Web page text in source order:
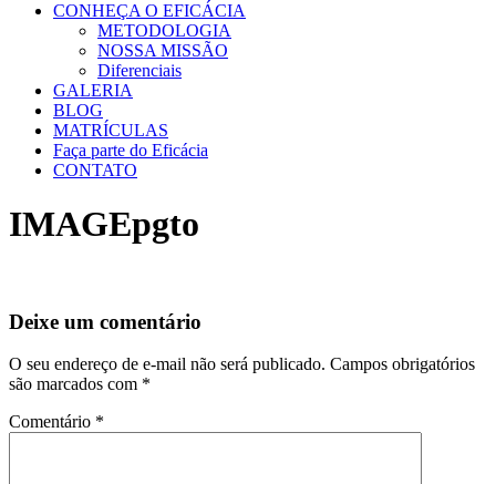
CONHEÇA O EFICÁCIA
METODOLOGIA
NOSSA MISSÃO
Diferenciais
GALERIA
BLOG
MATRÍCULAS
Faça parte do Eficácia
CONTATO
IMAGEpgto
Deixe um comentário
O seu endereço de e-mail não será publicado. Campos obrigatórios
são marcados com *
Comentário *